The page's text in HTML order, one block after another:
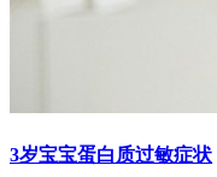
3岁宝宝蛋白质过敏症状